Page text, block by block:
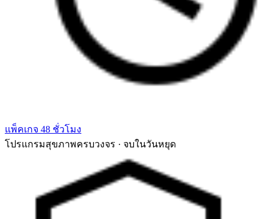
แพ็คเกจ 48 ชั่วโมง
โปรแกรมสุขภาพครบวงจร · จบในวันหยุด